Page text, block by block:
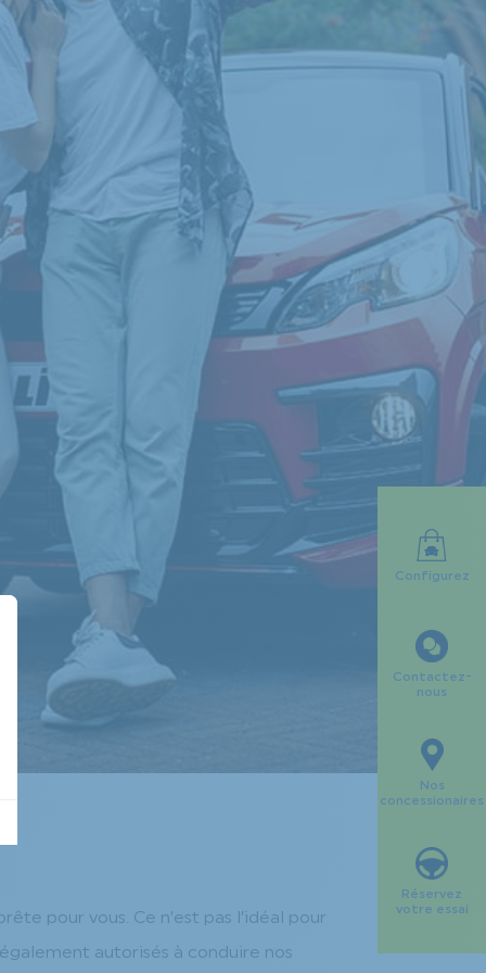
pour vous. Ce n’est pas l’idéal pour
autorisés à conduire nos
Configurez
Contactez-
nous
Nos
concessionaires
Réservez
votre essai